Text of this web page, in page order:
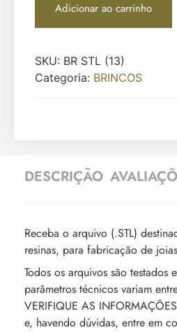
Adicionar ao carrinho
SKU: BR STL (13)
Categoria: BRINCOS
DESCRIÇÃO
Receba o arquivo (.STL)
resinas, para fabricação de
Todos os arquivos são testados
parâmetros técnicos variam
VERIFIQUE AS
e, havendo dúvidas, entre em